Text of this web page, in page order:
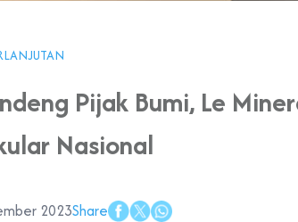
Pijak Bumi, Le
Nasional
2023Share